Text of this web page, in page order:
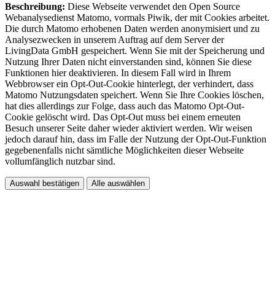
Beschreibung: Diese Webseite verwendet den Open Source
Webanalysedienst Matomo, vormals Piwik, der mit Cookies arbeitet.
Die durch Matomo erhobenen Daten werden anonymisiert und zu
Analysezwecken in unserem Auftrag auf dem Server der
LivingData GmbH gespeichert. Wenn Sie mit der Speicherung und
Nutzung Ihrer Daten nicht einverstanden sind, können Sie diese
Funktionen hier deaktivieren. In diesem Fall wird in Ihrem
Webbrowser ein Opt-Out-Cookie hinterlegt, der verhindert, dass
Matomo Nutzungsdaten speichert. Wenn Sie Ihre Cookies löschen,
hat dies allerdings zur Folge, dass auch das Matomo Opt-Out-
Cookie gelöscht wird. Das Opt-Out muss bei einem erneuten
Besuch unserer Seite daher wieder aktiviert werden. Wir weisen
jedoch darauf hin, dass im Falle der Nutzung der Opt-Out-Funktion
gegebenenfalls nicht sämtliche Möglichkeiten dieser Webseite
vollumfänglich nutzbar sind.
Auswahl bestätigen Alle auswählen